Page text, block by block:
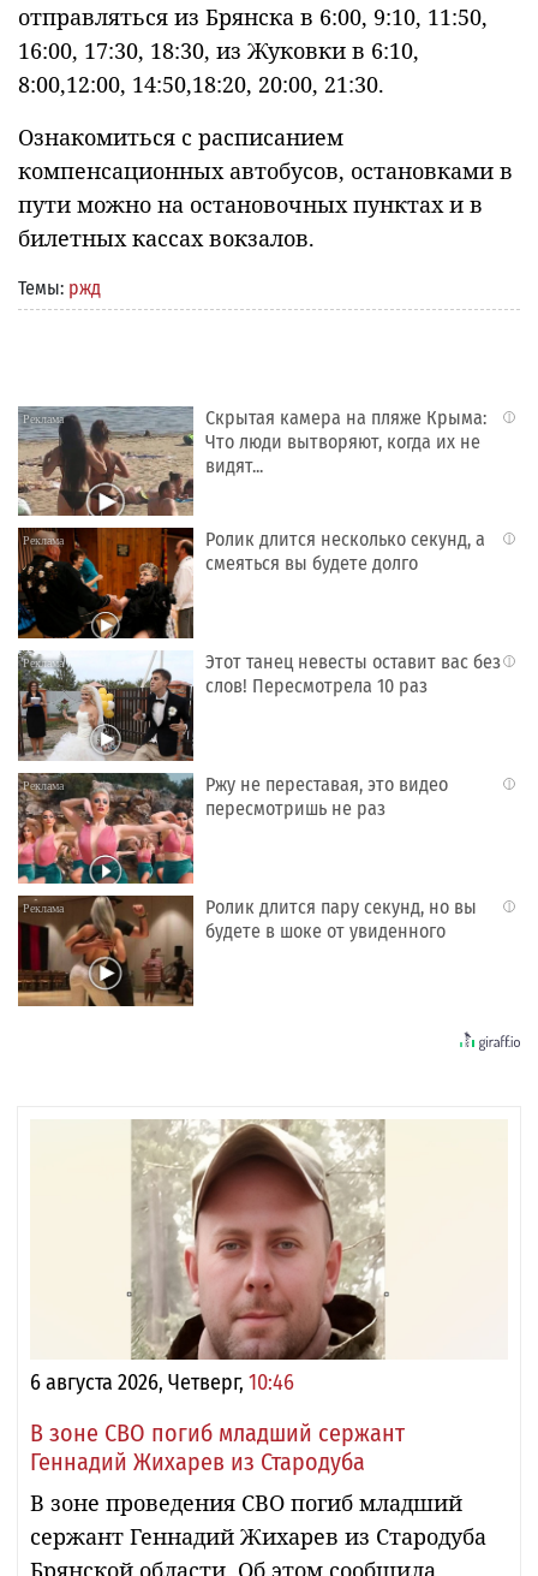
отправляться из Брянска в 6:00, 9:10, 11:50,
16:00, 17:30, 18:30, из Жуковки в 6:10,
8:00,12:00, 14:50,18:20, 20:00, 21:30.
Ознакомиться с расписанием
компенсационных автобусов, остановками в
пути можно на остановочных пунктах и в
билетных кассах вокзалов.
Темы: ржд
i
Скрытая камера на пляже Крыма:
Что люди вытворяют, когда их не
видят...
i
Ролик длится несколько секунд, а
смеяться вы будете долго
i
Этот танец невесты оставит вас без
слов! Пересмотрела 10 раз
i
Ржу не переставая, это видео
пересмотришь не раз
i
Ролик длится пару секунд, но вы
будете в шоке от увиденного
6 августа 2026, Четверг, 10:46
В зоне СВО погиб младший сержант
Геннадий Жихарев из Стародуба
В зоне проведения СВО погиб младший
сержант Геннадий Жихарев из Стародуба